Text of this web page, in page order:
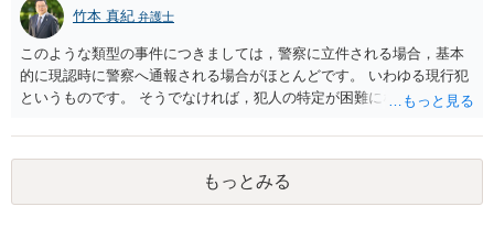
竹本 真紀 弁護士
このような類型の事件につきましては，警察に立件される場合，基本
的に現認時に警察へ通報される場合がほとんどです。 いわゆる現行犯
というものです。 そうでなければ，犯人の特定が困難になってしまい
（事件性）とともに，誰の行為かの判断がされる（犯人性）が必要な
のですが，現認時に警察が臨場できる場合以外は，基本的に犯人性を
特定することができません。もちろん，常習性が顕著で，既に前科を
有していて警察に把握されていれば別ですが，そのような方は，この
もっとみる